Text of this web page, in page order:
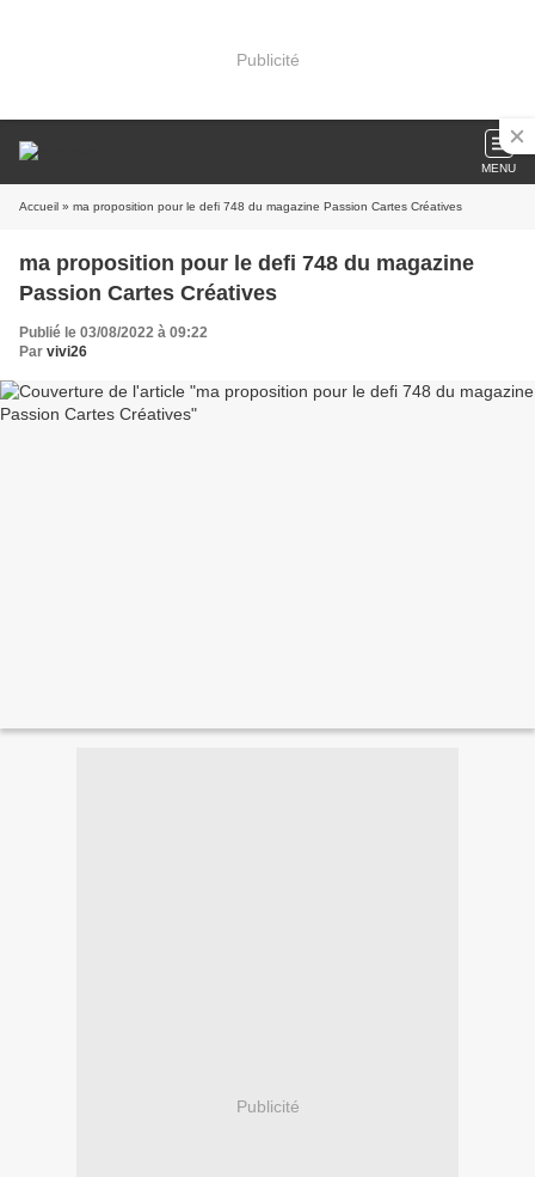
Publicité
MENU
Accueil » ma proposition pour le defi 748 du magazine Passion Cartes Créatives
ma proposition pour le defi 748 du magazine
Passion Cartes Créatives
Publié le 03/08/2022 à 09:22
Par vivi26
Publicité